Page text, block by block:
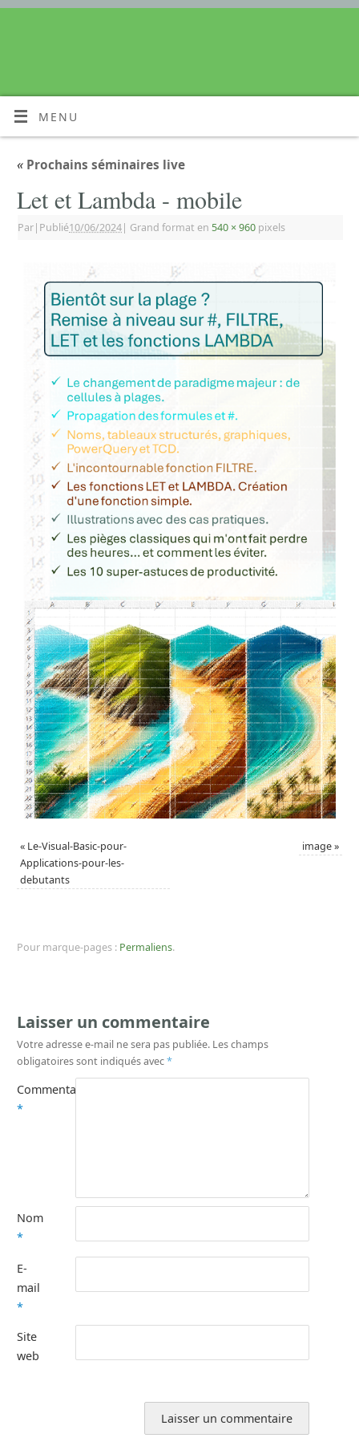
MENU
« Prochains séminaires live
Let et Lambda - mobile
Par| Publié10/06/2024| Grand format en 540 × 960 pixels
« Le-Visual-Basic-pour-
Applications-pour-les-
debutants
image»
Pour marque-pages : Permaliens.
Laisser un commentaire
Votre adresse e-mail ne sera pas publiée. Les champs
obligatoires sont indiqués avec*
Commentaire
*
Nom
*
E-
mail
*
Site
web